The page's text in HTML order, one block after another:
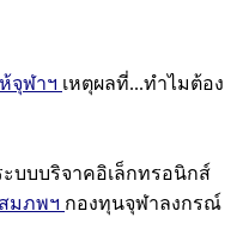
จุฬาฯ เหตุผลที่...ทำไมต้อง
ะบบบริจาคอิเล็กทรอนิกส์
มภพฯ กองทุนจุฬาลงกรณ์